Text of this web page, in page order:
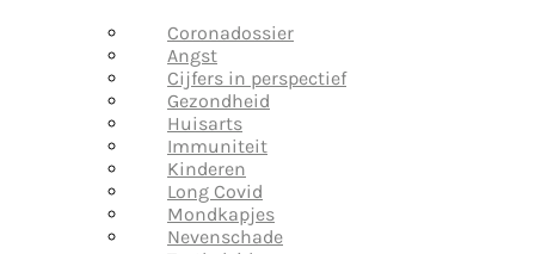
Coronadossier
Angst
Cijfers in perspectief
Gezondheid
Huisarts
Immuniteit
Kinderen
Long Covid
Mondkapjes
Nevenschade